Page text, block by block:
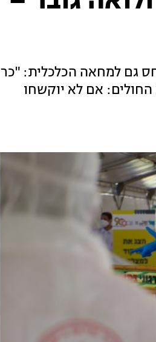
גם למחאה הכלכלית: "כר
אם לא יוקשחו